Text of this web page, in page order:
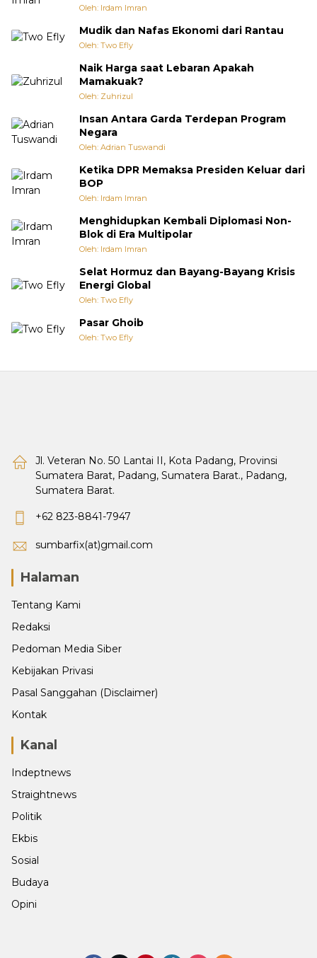
Oleh: Irdam Imran
Mudik dan Nafas Ekonomi dari Rantau
Oleh: Two Efly
Naik Harga saat Lebaran Apakah
Mamakuak?
Oleh: Zuhrizul
Insan Antara Garda Terdepan Program
Negara
Oleh: Adrian Tuswandi
Ketika DPR Memaksa Presiden Keluar dari
BOP
Oleh: Irdam Imran
Menghidupkan Kembali Diplomasi Non-
Blok di Era Multipolar
Oleh: Irdam Imran
Selat Hormuz dan Bayang-Bayang Krisis
Energi Global
Oleh: Two Efly
Pasar Ghoib
Oleh: Two Efly
Jl. Veteran No. 50 Lantai II, Kota Padang, Provinsi
Sumatera Barat, Padang, Sumatera Barat., Padang,
Sumatera Barat.
+62 823-8841-7947
sumbarfix(at)gmail.com
Halaman
Tentang Kami
Redaksi
Pedoman Media Siber
Kebijakan Privasi
Pasal Sanggahan (Disclaimer)
Kontak
Kanal
Indeptnews
Straightnews
Politik
Ekbis
Sosial
Budaya
Opini